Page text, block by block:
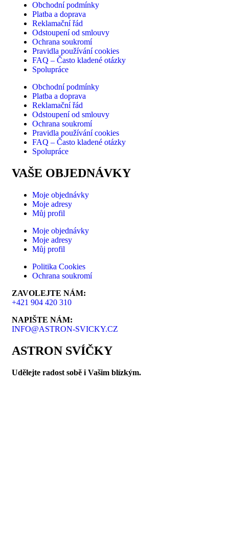
Obchodní podmínky
Platba a doprava
Reklamační řád
Odstoupení od smlouvy
Ochrana soukromí
Pravidla používání cookies
FAQ – Často kladené otázky
Spolupráce
Obchodní podmínky
Platba a doprava
Reklamační řád
Odstoupení od smlouvy
Ochrana soukromí
Pravidla používání cookies
FAQ – Často kladené otázky
Spolupráce
VAŠE OBJEDNÁVKY
Moje objednávky
Moje adresy
Můj profil
Moje objednávky
Moje adresy
Můj profil
Politika Cookies
Ochrana soukromí
ZAVOLEJTE NÁM:
+421 904 420 310
NAPIŠTE NÁM:
INFO@ASTRON-SVICKY.CZ
ASTRON SVÍČKY
Udělejte radost sobě i Vašim blízkým.